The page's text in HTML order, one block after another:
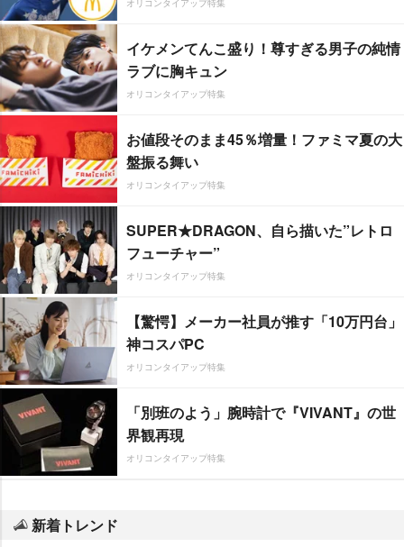
イケメンてんこ盛り！尊すぎる男子の純情
ラブに胸キュン
オリコンタイアップ特集
お値段そのまま45％増量！ファミマ夏の大
盤振る舞い
オリコンタイアップ特集
SUPER★DRAGON、自ら描いた”レトロ
フューチャー”
オリコンタイアップ特集
【驚愕】メーカー社員が推す「10万円台」
神コスパPC
オリコンタイアップ特集
「別班のよう」腕時計で『VIVANT』の世
界観再現
オリコンタイアップ特集
新着トレンド